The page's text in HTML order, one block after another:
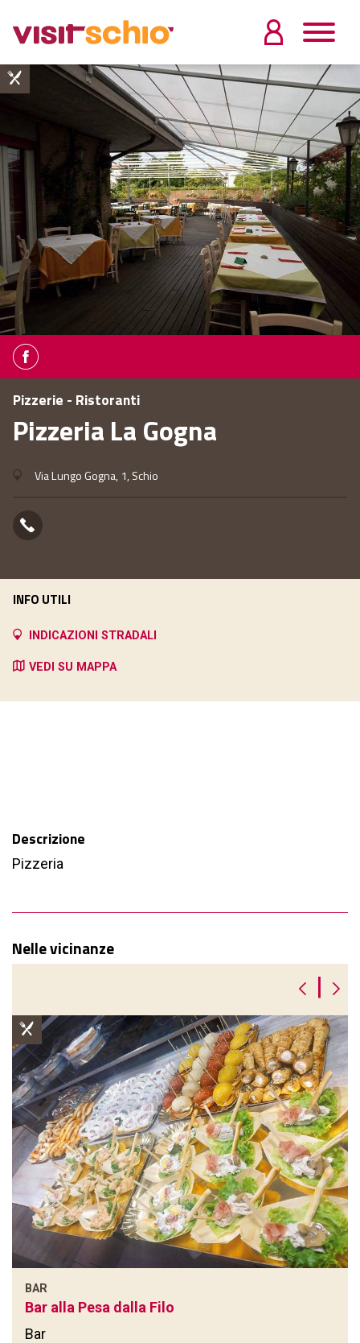
Pizzerie - Ristoranti
Pizzeria La Gogna
Via Lungo Gogna, 1, Schio
Descrizione
Pizzeria
Nelle vicinanze
BAR
Bar alla Pesa dalla Filo
Bar
|
INFO UTILI
INDICAZIONI STRADALI
VEDI SU MAPPA